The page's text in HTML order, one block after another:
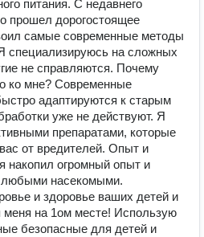
питания. С недавнего
прошел дорогостоящее
самые современные методы
специализируюсь на сложных
не справляются. Почему
ко мне? Современные
адаптируются к старым
уже не действуют. Я
препаратами, которые
от вредителей. Опыт и
накопил огромный опыт и
любыми насекомыми.
и здоровье ваших детей и
на 1ом месте! Использую
безопасные для детей и